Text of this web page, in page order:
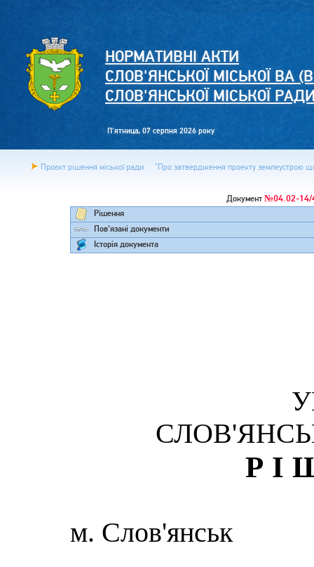
НОРМАТИВНІ АКТИ
СЛОВ'ЯНСЬКОЇ МІСЬКОЇ ВА
СЛОВ'ЯНСЬКОЇ МІСЬКОЇ
П'ятница, 07 серпня 2026 року
Проєкт рішення міської ради "Про затвердження проекту землеустрою
Документ №04.02-14/
Рішення
Пов'язані документи
Історія документа
м. Слов'янськ